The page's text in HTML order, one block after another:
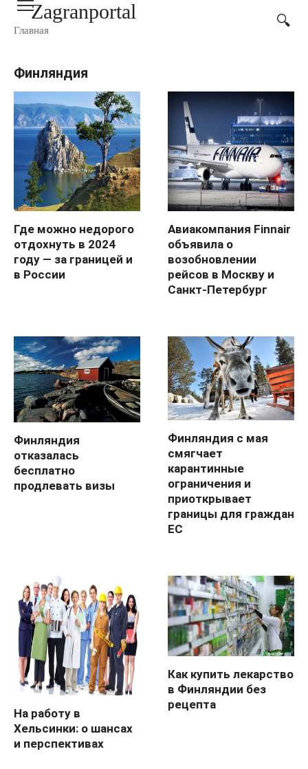
ПерейтиZagranportal
Главная
Финляндия
Где можно недорого
отдохнуть в 2024
году — за границей и
в России
Авиакомпания Finnair
объявила о
возобновлении
рейсов в Москву и
Санкт-Петербург
Финляндия
отказалась
бесплатно
продлевать визы
Финляндия с мая
смягчает
карантинные
ограничения и
приоткрывает
границы для граждан
ЕС
На работу в
Хельсинки: о шансах
и перспективах
Как купить лекарство
в Финляндии без
рецепта